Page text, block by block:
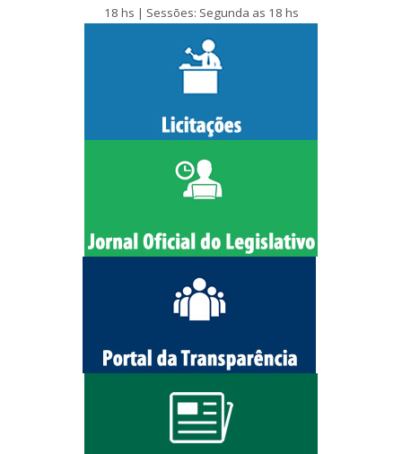
18 hs | Sessões: Segunda as 18 hs